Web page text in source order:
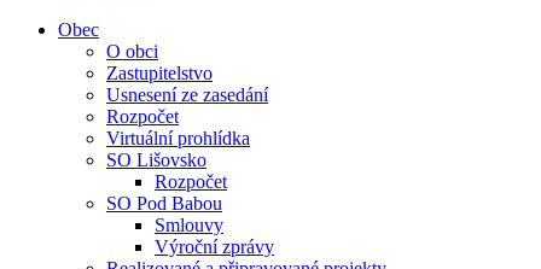
Obec
O obci
Zastupitelstvo
Usnesení ze zasedání
Rozpočet
Virtuální prohlídka
SO Lišovsko
Rozpočet
SO Pod Babou
Smlouvy
Výroční zprávy